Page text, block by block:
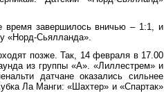
время завершилось вничью – 1:1, и
«Норд-Сьялланда».
позже. Так, 14 февраля в 17.00
из группы «А». «Лиллестрем» и
датчане оказались сильнее
Ла Манги: «Шахтер» и «Спартак»